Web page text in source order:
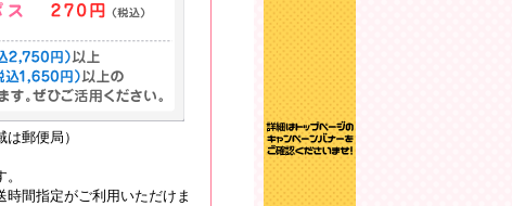
郵便局）
間指定がご利用いただけま